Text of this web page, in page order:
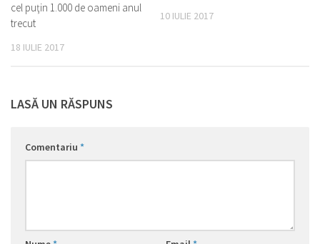
cel puţin 1.000 de oameni anul
trecut
18 IULIE 2017
10 IULIE 2017
LASĂ UN RĂSPUNS
Comentariu *